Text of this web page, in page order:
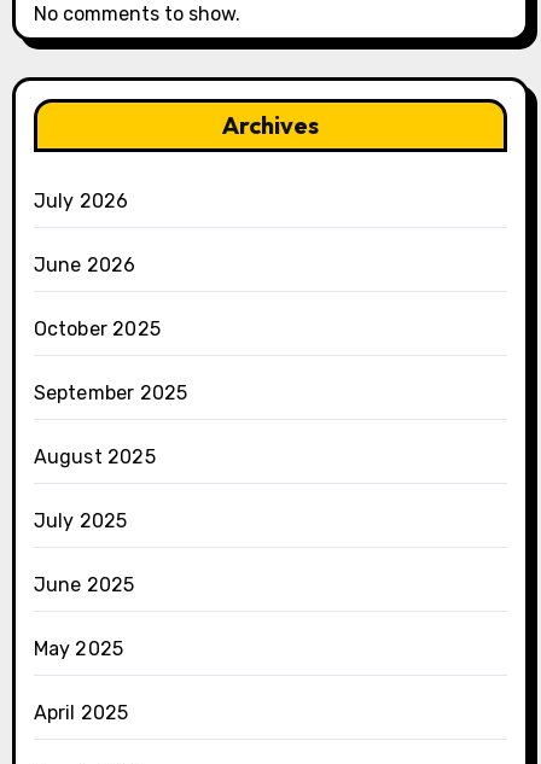
No comments to show.
Archives
July 2026
June 2026
October 2025
September 2025
August 2025
July 2025
June 2025
May 2025
April 2025